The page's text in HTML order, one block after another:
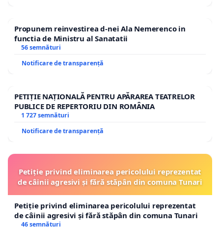
Propunem reinvestirea d-nei Ala Nemerenco in
functia de Ministru al Sanatatii
56 semnături
Notificare de transparență
PETIȚIE NAȚIONALĂ PENTRU APĂRAREA TEATRELOR
PUBLICE DE REPERTORIU DIN ROMÂNIA
1 727 semnături
Notificare de transparență
Petiție privind eliminarea pericolului reprezentat
de câinii agresivi și fără stăpân din comuna Tunari
Petiție privind eliminarea pericolului reprezentat
de câinii agresivi și fără stăpân din comuna Tunari
46 semnături